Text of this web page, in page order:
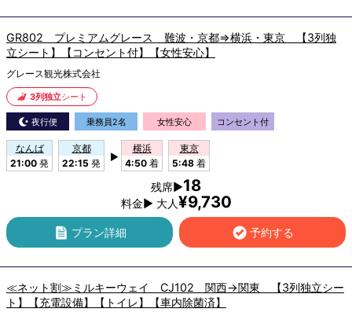
GR802 プレミアムグレース 難波・京都⇒横浜・東京 【3列独
立シート】【コンセント付】【女性安心】
グレース観光株式会社
3列独立シート
夜行便 乗務員2名 女性安心 コンセント付
なんば
21:00 発
京都
22:15 発
▶
横浜
4:50 着
東京
5:48 着
残席▶18
料金▶ 大人¥9,730
プラン詳細 予約する
≪ネット割≫ミルキーウェイ CJ102 関西→関東 【3列独立シー
ト】【充電設備】【トイレ】【車内除菌済】